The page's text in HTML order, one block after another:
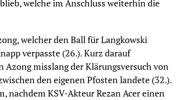
welche im Anschluss weiterhin die
welcher den Ball für Langkowski
verpasste (26.). Kurz darauf
Azong misslang der Klärungsversuch von
den eigenen Pfosten landete (32.).
nachdem KSV-Akteur Rezan Acer einen